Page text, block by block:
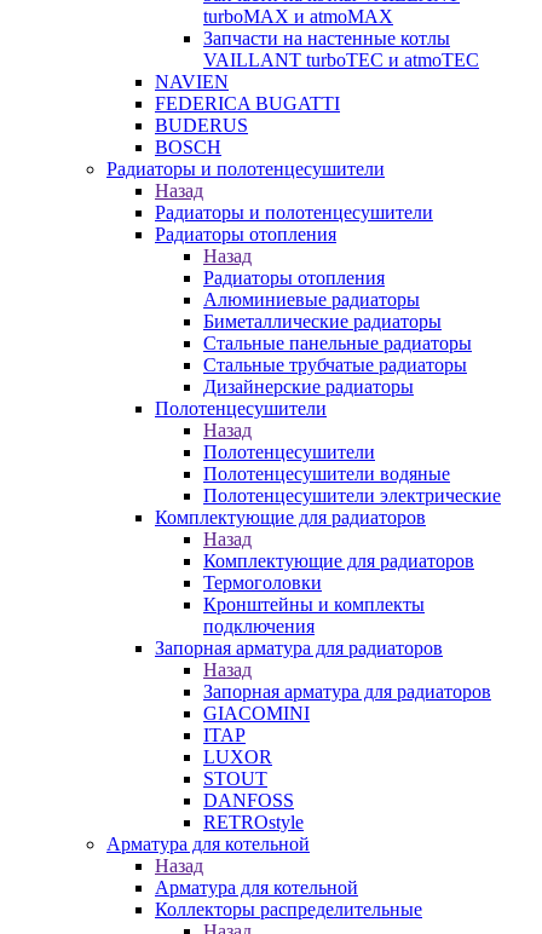
turboMAX и atmoMAX
Запчасти на настенные котлы
VAILLANT turboTEC и atmoTEC
NAVIEN
FEDERICA BUGATTI
BUDERUS
BOSCH
Радиаторы и полотенцесушители
Назад
Радиаторы и полотенцесушители
Радиаторы отопления
Назад
Радиаторы отопления
Алюминиевые радиаторы
Биметаллические радиаторы
Стальные панельные радиаторы
Стальные трубчатые радиаторы
Дизайнерские радиаторы
Полотенцесушители
Назад
Полотенцесушители
Полотенцесушители водяные
Полотенцесушители электрические
Комплектующие для радиаторов
Назад
Комплектующие для радиаторов
Термоголовки
Кронштейны и комплекты
подключения
Запорная арматура для радиаторов
Назад
Запорная арматура для радиаторов
GIACOMINI
ITAP
LUXOR
STOUT
DANFOSS
RETROstyle
Арматура для котельной
Назад
Арматура для котельной
Коллекторы распределительные